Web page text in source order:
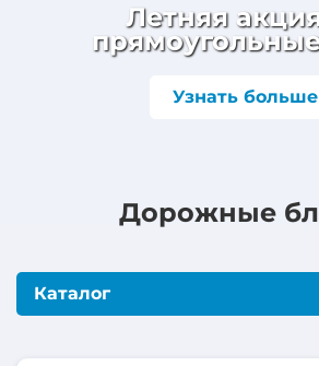
Летняя
Узнать больше
Дорожные
Каталог